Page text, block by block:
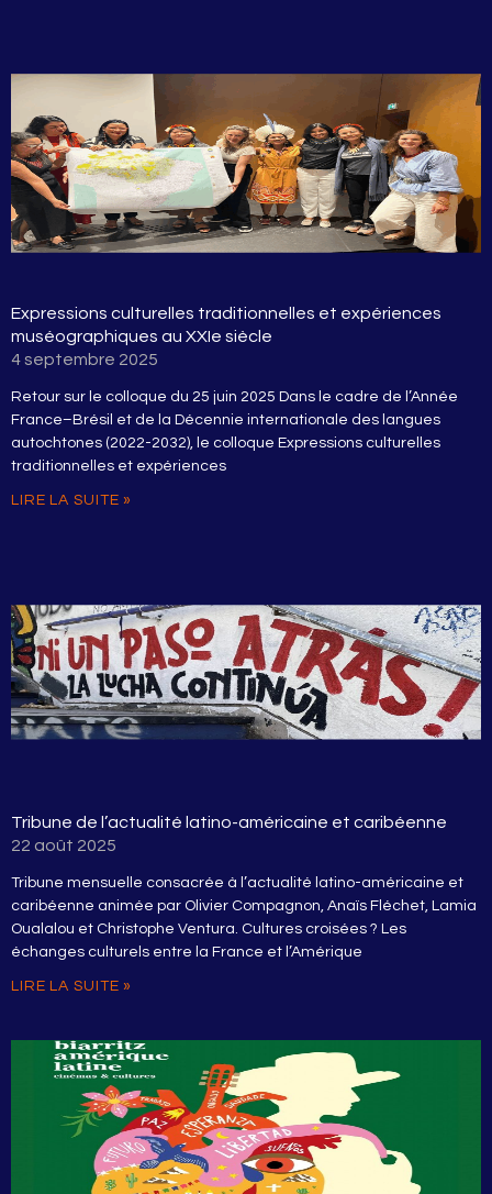
Expressions culturelles traditionnelles et expériences
muséographiques au XXIe siècle
4 septembre 2025
Retour sur le colloque du 25 juin 2025 Dans le cadre de l’Année
France–Brésil et de la Décennie internationale des langues
autochtones (2022-2032), le colloque Expressions culturelles
traditionnelles et expériences
LIRE LA SUITE »
Tribune de l’actualité latino-américaine et caribéenne
22 août 2025
Tribune mensuelle consacrée à l’actualité latino-américaine et
caribéenne animée par Olivier Compagnon, Anaïs Fléchet, Lamia
Oualalou et Christophe Ventura. Cultures croisées ? Les
échanges culturels entre la France et l’Amérique
LIRE LA SUITE »